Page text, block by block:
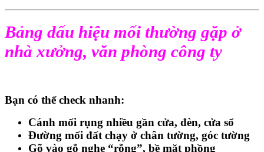
Bảng dấu hiệu mối thường gặp ở
nhà xưởng, văn phòng công ty
Bạn có thể check nhanh:
Cánh mối rụng nhiều gần cửa, đèn, cửa sổ
Đường mối đất chạy ở chân tường, góc tường
Gõ vào gỗ nghe “rỗng”, bề mặt phồng